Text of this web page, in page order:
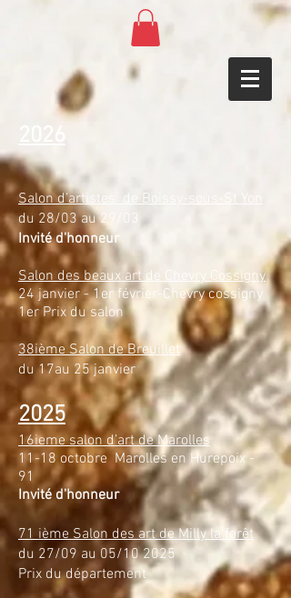
2026
Salon d’artistes de Boissy-sous-St Yon
du 28/03 au 29/03
Invité d'honneur
Salon des beaux art de Chevry Cossigny
24 janvier - 1er février-Chevry cossigny
1er Prix du salon
38ième Salon de Breuillet
​du 17au 25 janvier
2025
16ieme salon d’art de Marolles
11-18 octobre Marolles en Hurepoix -
91
Invité d'honneur
71 ième Salon des art de Milly la forêt
du 27/09 au 05/10 2025
Prix du département